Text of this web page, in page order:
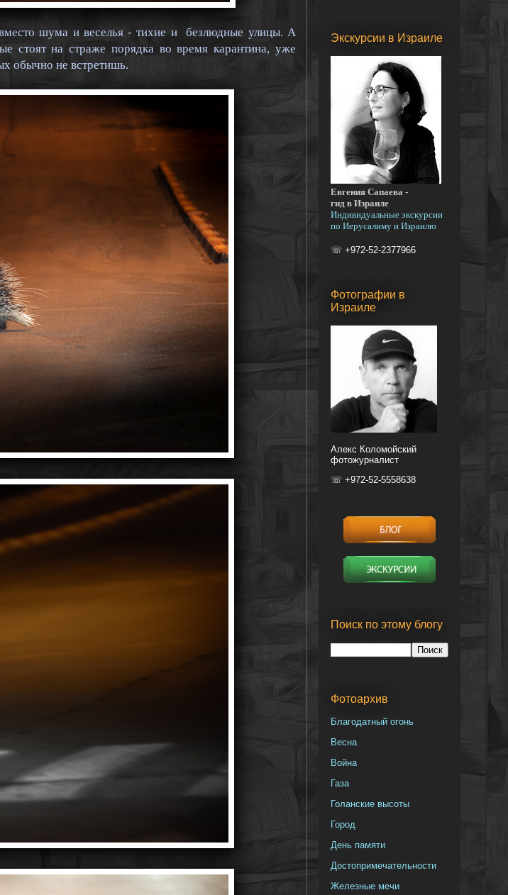
шума и веселья - тихие и безлюдные улицы. А
стоят на страже порядка во время карантина, уже
обычно не встретишь.
Экскурсии в Израиле
Евгения Сапаева -
гид в Израиле
Индивидуальные экскурсии
по Иерусалиму и Израилю
☏ +972-52-2377966
Фотографии в
Израиле
Алекс Коломойский
фотожурналист
☏ +972-52-5558638
Поиск по этому блогу
Фотоархив
Благодатный огонь
Весна
Война
Газа
Голанские высоты
Город
День памяти
Достопримечательности
Железные мечи